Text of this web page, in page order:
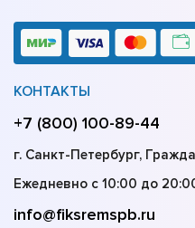
КОНТАКТЫ
+7 (800) 100-89-44
г. Санкт-Петербург,
Ежедневно с 10:00 до
info@fiksremspb.ru